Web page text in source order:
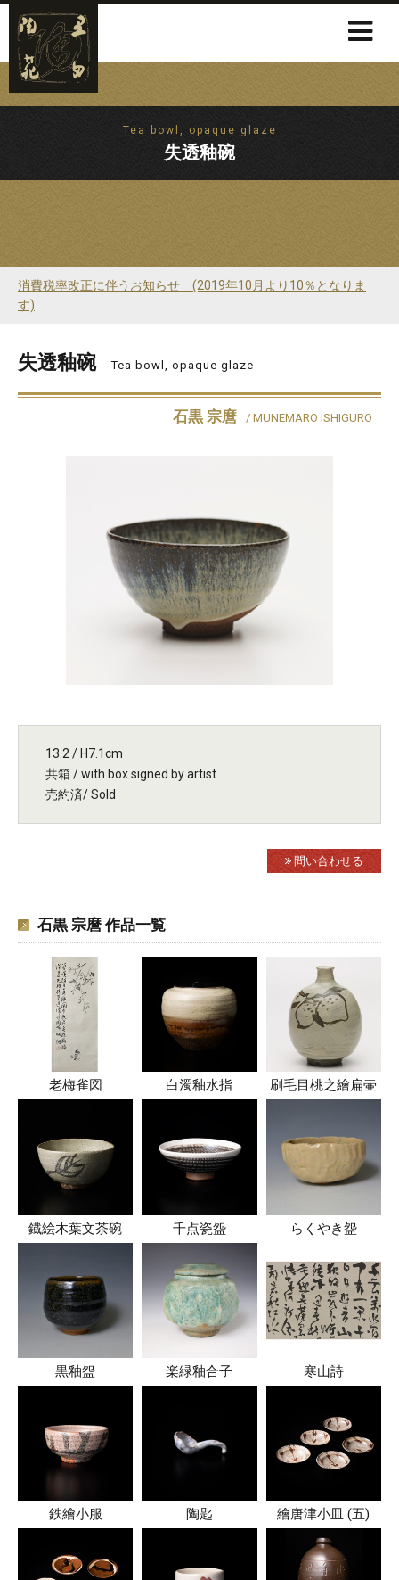
Tea bowl, opaque glaze
失透釉碗
消費税率改正に伴うお知らせ (2019年10月より10％となりま
す)
失透釉碗 Tea bowl, opaque glaze
石黒 宗麿 / MUNEMARO ISHIGURO
13.2 / H7.1cm
共箱 / with box signed by artist
売約済/ Sold
問い合わせる
石黒 宗麿 作品一覧
老梅雀図 白濁釉水指 刷毛目桃之繪扁壷
鐡絵木葉文茶碗 千点瓷盌 らくやき盌
黒釉盌 楽緑釉合子 寒山詩
鉄繪小服 陶匙 繪唐津小皿 (五)